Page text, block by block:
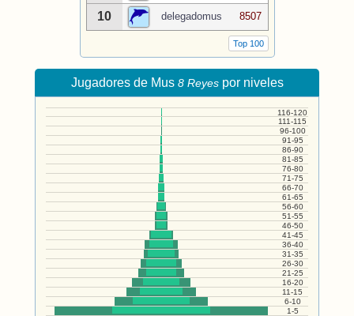
10 delegadomus 8507
Top 100
Jugadores de Mus 8 Reyespor niveles
116-120
111-115
96-100
91-95
86-90
81-85
76-80
71-75
66-70
61-65
56-60
51-55
46-50
41-45
36-40
31-35
26-30
21-25
16-20
11-15
6-10
1-5